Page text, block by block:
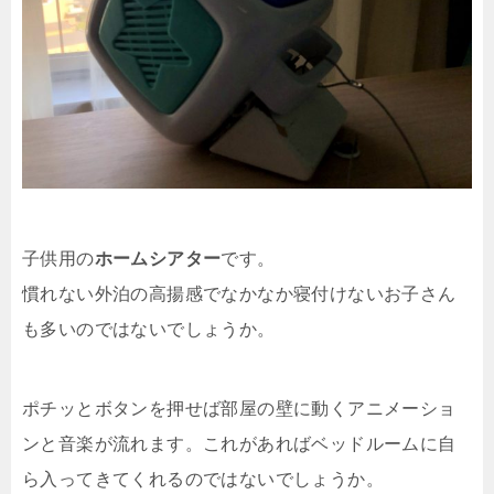
子供用のホームシアターです。
慣れない外泊の高揚感でなかなか寝付けないお子さん
も多いのではないでしょうか。
ポチッとボタンを押せば部屋の壁に動くアニメーショ
ンと音楽が流れます。これがあればベッドルームに自
ら入ってきてくれるのではないでしょうか。